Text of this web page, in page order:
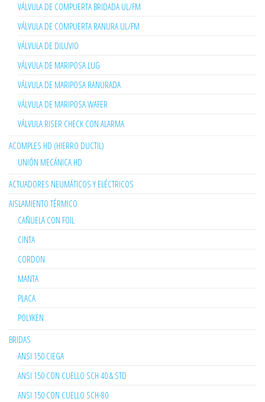
VÁLVULA DE COMPUERTA BRIDADA UL/FM
VÁLVULA DE COMPUERTA RANURA UL/FM
VÁLVULA DE DILUVIO
VÁLVULA DE MARIPOSA LUG
VÁLVULA DE MARIPOSA RANURADA
VÁLVULA DE MARIPOSA WAFER
VÁLVULA RISER CHECK CON ALARMA
ACOMPLES HD (HIERRO DUCTIL)
UNIÓN MECÁNICA HD
ACTUADORES NEUMÁTICOS Y ELÉCTRICOS
AISLAMIENTO TÉRMICO
CAÑUELA CON FOIL
CINTA
CORDON
MANTA
PLACA
POLYKEN
BRIDAS
ANSI 150 CIEGA
ANSI 150 CON CUELLO SCH 40 & STD
ANSI 150 CON CUELLO SCH-80